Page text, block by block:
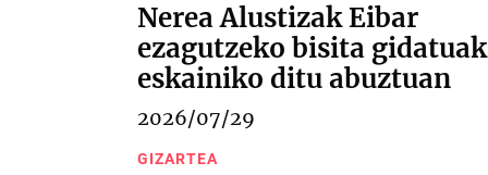
Nerea Alustizak Eibar
ezagutzeko bisita gidatuak
eskainiko ditu abuztuan
2026/07/29
GIZARTEA